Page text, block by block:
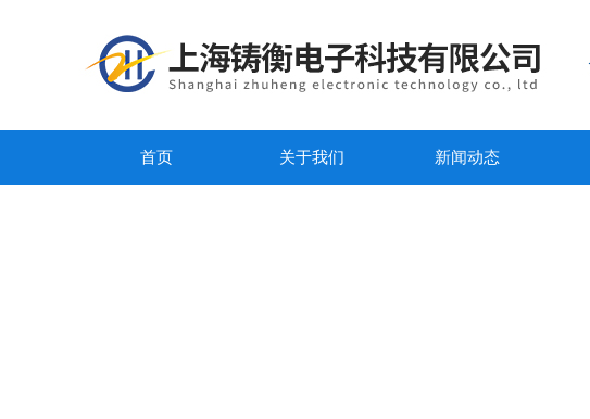
首页 关于我们 新闻动态